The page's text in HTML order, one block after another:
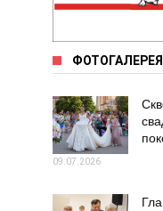
ФОТОГАЛЕРЕЯ
09.07.2026